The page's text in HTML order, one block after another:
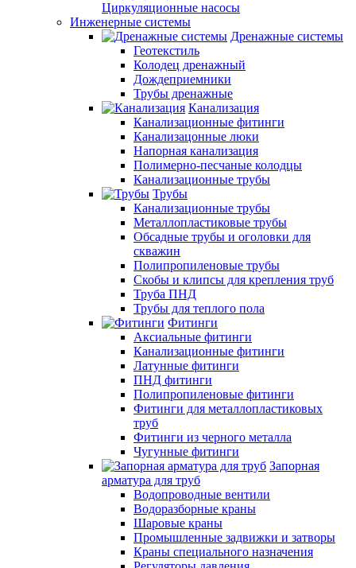
Циркуляционные насосы
Инженерные системы
Дренажные системы
Геотекстиль
Колодец дренажный
Дождеприемники
Трубы дренажные
Канализация
Канализационные фитинги
Канализацонные люки
Напорная канализация
Полимерно-песчаные колодцы
Канализационные трубы
Трубы
Канализационные трубы
Металлопластиковые трубы
Обсадные трубы и оголовки для
скважин
Полипропиленовые трубы
Скобы и клипсы для крепления труб
Труба ПНД
Трубы для теплого пола
Фитинги
Аксиальные фитинги
Канализационные фитинги
Латунные фитинги
ПНД фитинги
Полипропиленовые фитинги
Фитинги для металлопластиковых
труб
Фитинги из черного металла
Чугунные фитинги
Запорная
арматура для труб
Водопроводные вентили
Водоразборные краны
Шаровые краны
Промышленные задвижки и затворы
Краны специального назначения